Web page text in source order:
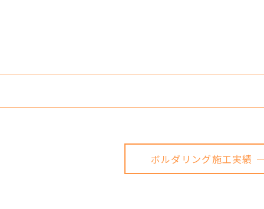
ボルダリング施工実績